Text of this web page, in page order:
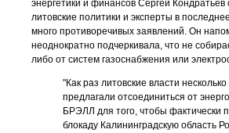
энергетики и финансов Сергей Кондратьев
литовские политики и эксперты в
много противоречивых заявлений. Он
неоднократно подчеркивала, что не
либо от систем газоснабжения или
"Как раз литовские власти несколько
предлагали отсоединиться от
БРЭЛЛ для того, чтобы фактически
блокаду Калининградскую область